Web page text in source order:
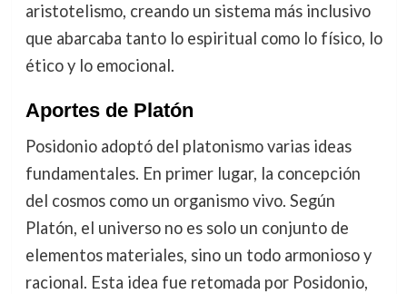
aristotelismo, creando un sistema más inclusivo
que abarcaba tanto lo espiritual como lo físico, lo
ético y lo emocional.
Aportes de Platón
Posidonio adoptó del platonismo varias ideas
fundamentales. En primer lugar, la concepción
del cosmos como un organismo vivo. Según
Platón, el universo no es solo un conjunto de
elementos materiales, sino un todo armonioso y
racional. Esta idea fue retomada por Posidonio,